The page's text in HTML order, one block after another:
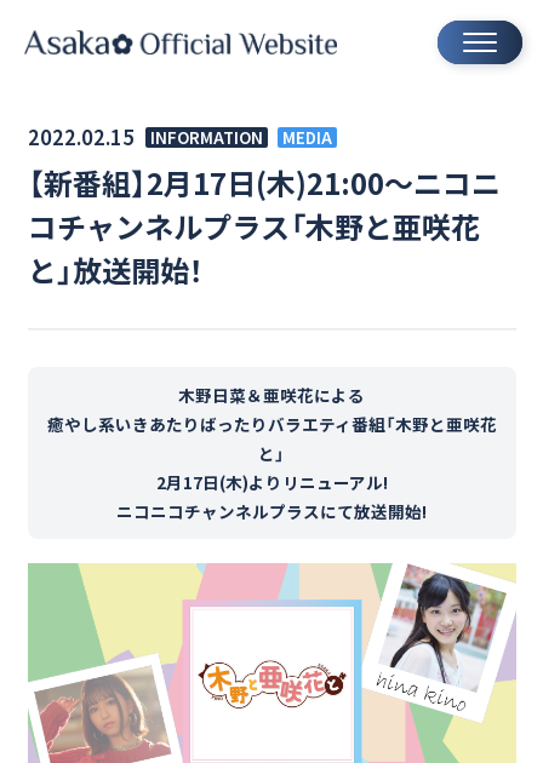
2022.02.15 INFORMATION MEDIA
【新番組】2月17日(木)21:00～ニコニ
コチャンネルプラス「木野と亜咲花
と」放送開始！
木野日菜＆亜咲花による
癒やし系いきあたりばったりバラエティ番組「木野と亜咲花
と」
2月17日(木)よりリニューアル!
ニコニコチャンネルプラスにて放送開始!